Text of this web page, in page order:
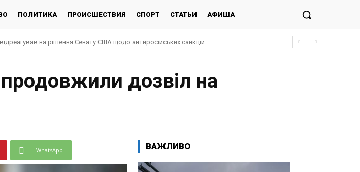
ПОЛИТИКА ПРОИСШЕСТВИЯ СПОРТ СТАТЬИ АФИША
на рішення Сенату США щодо антиросійських санкцій
дозвіл на
WhatsApp ВАЖЛИВО